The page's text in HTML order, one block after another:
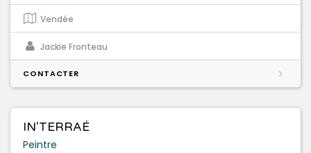
Vendée
Jackie Fronteau
CONTACTER
IN'TERRAÉ
Peintre